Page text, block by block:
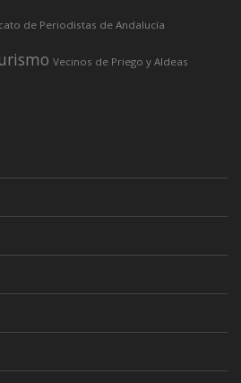
de Periodistas de Andalucía
Vecinos de Priego y Aldeas